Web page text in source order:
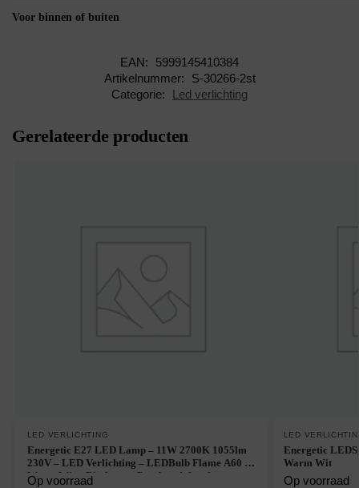
Voor binnen of buiten
EAN:
5999145410384
Artikelnummer:
S-30266-2st
Categorie:
Led verlichting
Gerelateerde producten
LED VERLICHTING
Energetic E27 LED Lamp – 11W 2700K 1055lm
230V – LED Verlichting – LEDBulb Flame A60 –
Warm Wit – Dimbaar – Per doos à 6 stuks
Op voorraad
LED
Energetic
Warm Wit
Op voorraad